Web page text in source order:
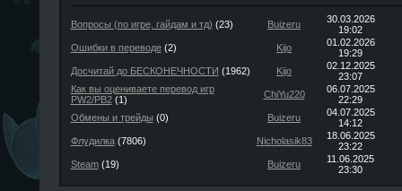
Вопросы (по игре, гайдам и тд) (23) Buizeru
30.03.2026
19:02
Ошибки в переводе(2) Kijo
01.02.2026
19:29
Досчитай до БЕСКОНЕЧНОСТИ (1962) Kijo
02.12.2025
23:07
Как вы оцениваете перевод игр
PW2/PB2(1) ChiYu220
06.07.2025
22:29
Обмены и трейды (0) Buizeru
04.07.2025
14:12
Флудилка(7806) Nicholasik83
18.06.2025
23:22
Steam(19) Buizeru
11.06.2025
23:30